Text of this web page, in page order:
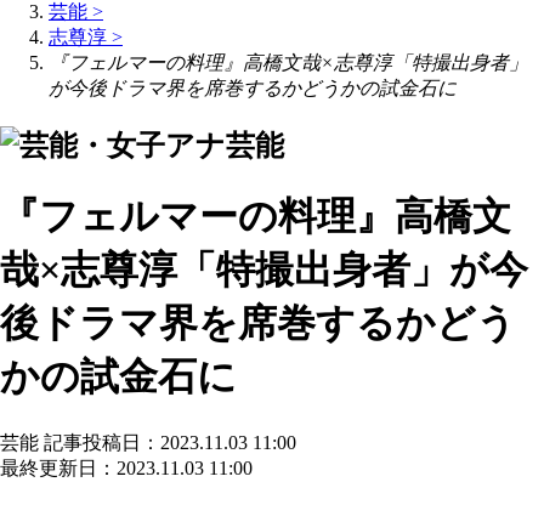
芸能 >
志尊淳 >
『フェルマーの料理』高橋文哉×志尊淳「特撮出身者」
が今後ドラマ界を席巻するかどうかの試金石に
芸能
『フェルマーの料理』高橋文
哉×志尊淳「特撮出身者」が今
後ドラマ界を席巻するかどう
かの試金石に
芸能 記事投稿日：2023.11.03 11:00
最終更新日：2023.11.03 11:00